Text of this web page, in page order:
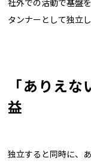
タンナーとして独立し
「ありえ
益
独立すると同時に、